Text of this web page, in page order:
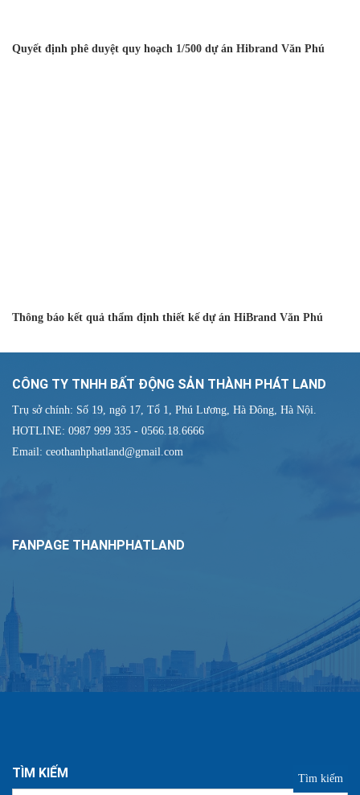
Quyết định phê duyệt quy hoạch 1/500 dự án Hibrand Văn Phú
Thông báo kết quả thẩm định thiết kế dự án HiBrand Văn Phú
CÔNG TY TNHH BẤT ĐỘNG SẢN THÀNH PHÁT LAND
Trụ sở chính: Số 19, ngõ 17, Tổ 1, Phú Lương, Hà Đông, Hà Nội.
HOTLINE: 0987 999 335 - 0566.18.6666
Email: ceothanhphatland@gmail.com
FANPAGE THANHPHATLAND
TÌM KIẾM